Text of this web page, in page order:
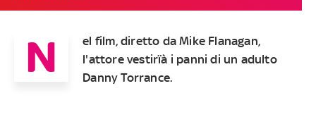
N
el film, diretto da Mike Flanagan,
l'attore vestirïà i panni di un adulto
Danny Torrance.